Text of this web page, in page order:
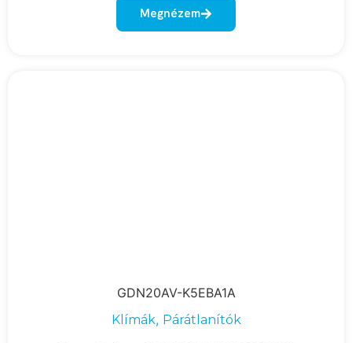
Megnézem
GDN20AV-K5EBA1A
Klímák, Párátlanítók